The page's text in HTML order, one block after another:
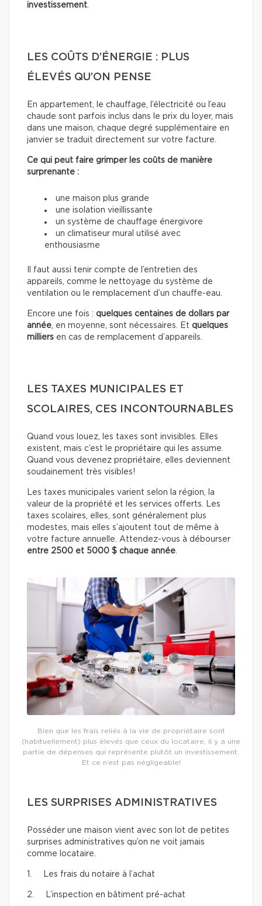
investissement
LES COÛTS D’ÉNERGIE : PLUS
ÉLEVÉS QU’ON PENSE
En appartement, le chauffage, l’électricité ou l’eau
chaude sont parfois inclus dans le prix du loyer, mais
dans une maison, chaque degré supplémentaire en
janvier se traduit directement sur votre facture.
Ce qui peut faire grimper les coûts de manière
surprenante :
une maison plus grande
une isolation vieillissante
un système de chauffage énergivore
un climatiseur mural utilisé avec
enthousiasme
Il faut aussi tenir compte de l’entretien des
appareils, comme le nettoyage du système de
ventilation ou le remplacement d’un chauffe-eau.
Encore une fois : quelques centaines de dollars par
année , en moyenne, sont nécessaires. Et quelques
milliers en cas de remplacement d’appareils.
LES TAXES MUNICIPALES ET
SCOLAIRES, CES INCONTOURNABLES
Quand vous louez, les taxes sont invisibles. Elles
existent, mais c’est le propriétaire qui les assume.
Quand vous devenez propriétaire, elles deviennent
soudainement très visibles!
Les taxes municipales varient selon la région, la
valeur de la propriété et les services offerts. Les
taxes scolaires, elles, sont généralement plus
modestes, mais elles s’ajoutent tout de même à
votre facture annuelle. Attendez-vous à débourser
entre 2500 et 5000 $ chaque année
Bien que les frais reliés à la vie de propriétaire sont
(habituellement) plus élevés que ceux du locataire, il y a une
partie de dépenses qui représente plutôt un investissement.
Et ce n’est pas négligeable!
LES SURPRISES ADMINISTRATIVES
Posséder une maison vient avec son lot de petites
surprises administratives qu’on ne voit jamais
comme locataire.
1. Les frais du notaire à l’achat
2. L’inspection en bâtiment pré-achat